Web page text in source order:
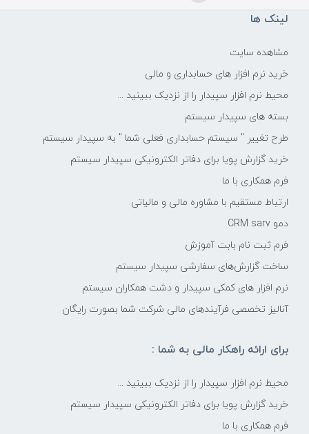
لینک ها
مشاهده سایت
خرید نرم افزار های حسابداری و مالی
محیط نرم افزار سپیدار را از نزدیک ببینید ...
بسته های سپیدار سیستم
طرح تغییر " سیستم حسابداری فعلی شما " به سپیدار سیستم
خرید گزارش پویا برای دفاتر الکترونیکی سپیدار سیستم
فرم همکاری با ما
ارتباط مستقیم با مشاوره مالی و مالیاتی
دمو CRM sarv
فرم ثبت نام بابت آموزش
ساخت گزارش‌های سفارشی سپیدار سیستم
نرم افزار های کمکی سپیدار و دشت همکاران سیستم
آنالیز تخصصی فرآیندهای مالی شرکت شما بصورت رایگان
برای ارائه راهکار مالی به شما :
محیط نرم افزار سپیدار را از نزدیک ببینید ...
خرید گزارش پویا برای دفاتر الکترونیکی سپیدار سیستم
فرم همکاری با ما